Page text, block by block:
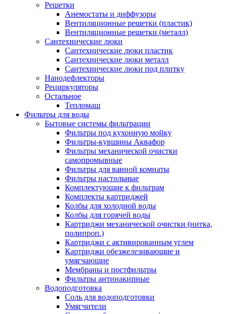
Решетки
Анемостаты и диффузоры
Вентиляционные решетки (пластик)
Вентиляционные решетки (металл)
Сантехнические люки
Сантехнические люки пластик
Сантехнические люки металл
Сантехнические люки под плитку
Нанодефлекторы
Рециркуляторы
Остальное
Тепломаш
Фильтры для воды
Бытовые системы фильтрации
Фильтры под кухонную мойку
Фильтры-кувшины Аквафор
Фильтры механической очистки
самопромывные
Фильтры для ванной комнаты
Фильтры настольные
Комплектующие к фильтрам
Комплекты картриджей
Колбы для холодной воды
Колбы для горячей воды
Картриджи механической очистки (нитка,
полипроп.)
Картриджи с активированным углем
Картриджи обезжелезивающие и
умягчающие
Мембраны и постфильтры
Фильтры антинакипные
Водоподготовка
Соль для водоподготовки
Умягчители